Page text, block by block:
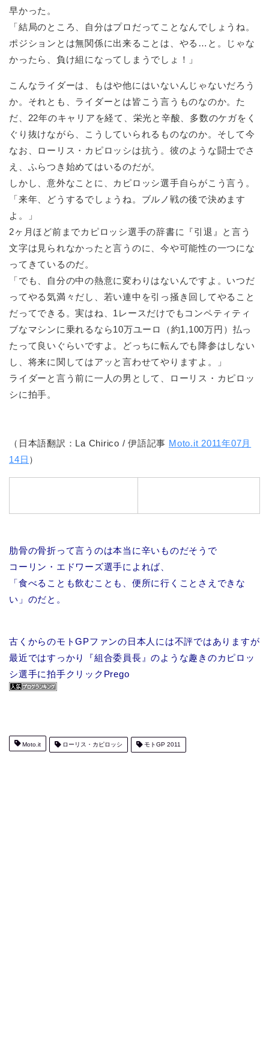
早かった。
「結局のところ、自分はプロだってことなんでしょうね。
ポジションとは無関係に出来ることは、やる…と。じゃな
かったら、負け組になってしまうでしょ！」
こんなライダーは、もはや他にはいないんじゃないだろう
か。それとも、ライダーとは皆こう言うものなのか。た
だ、22年のキャリアを経て、栄光と辛酸、多数のケガをく
ぐり抜けながら、こうしていられるものなのか。そして今
なお、ローリス・カピロッシは抗う。彼のような闘士でさ
え、ふらつき始めてはいるのだが。
しかし、意外なことに、カピロッシ選手自らがこう言う。
「来年、どうするでしょうね。ブルノ戦の後で決めます
よ。」
2ヶ月ほど前までカピロッシ選手の辞書に『引退』と言う
文字は見られなかったと言うのに、今や可能性の一つにな
ってきているのだ。
「でも、自分の中の熱意に変わりはないんですよ。いつだ
ってやる気満々だし、若い連中を引っ掻き回してやること
だってできる。実はね、1レースだけでもコンペティティ
ブなマシンに乗れるなら10万ユーロ（約1,100万円）払っ
たって良いぐらいですよ。どっちに転んでも降参はしない
し、将来に関してはアッと言わせてやりますよ。」
ライダーと言う前に一人の男として、ローリス・カピロッ
シに拍手。
（日本語翻訳：La Chirico / 伊語記事 Moto.it 2011年07月
14日 ）
肋骨の骨折って言うのは本当に辛いものだそうで
コーリン・エドワーズ選手によれば、
「食べることも飲むことも、便所に行くことさえできな
い」のだと。
古くからのモトGPファンの日本人には不評ではありますが
最近ではすっかり『組合委員長』のような趣きのカピロッ
シ選手に拍手クリックPrego
Moto.it ローリス・カピロッシ モトGP 2011